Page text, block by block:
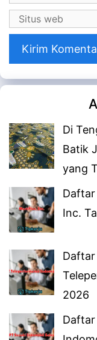
Situs
web
Di
Batik
yang
Daftar
Inc.
Daftar
2026
Daftar